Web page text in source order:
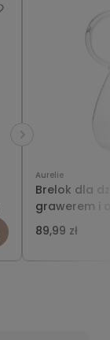
Aurelie
Brelok dla
grawerem i
do butelek
89,99 zł